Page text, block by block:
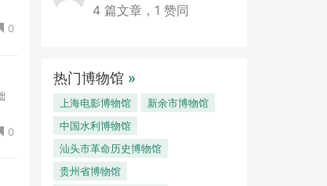
0
0
4 篇文章，1 赞同
热门博物馆 »
上海电影博物馆
新余市博物馆
中国水利博物馆
汕头市革命历史博物馆
贵州省博物馆